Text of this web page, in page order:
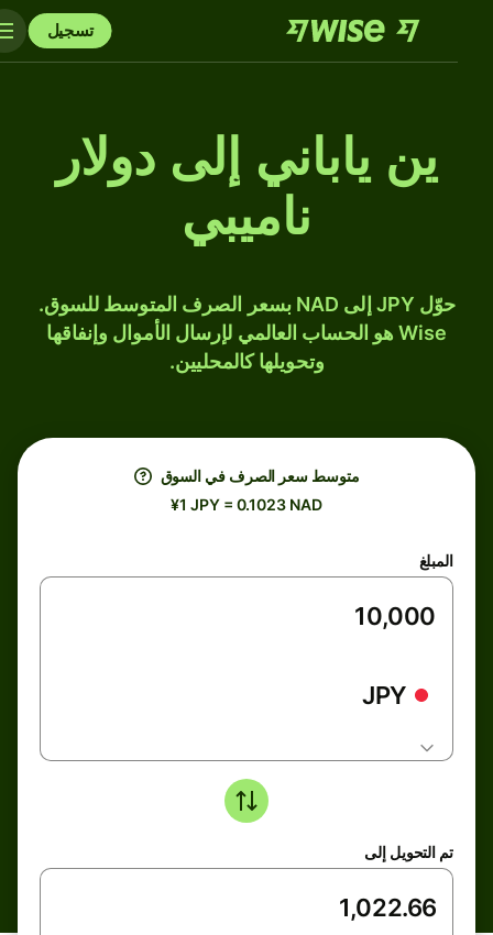
تسجيل
ين ياباني إلى دولار
ناميبي
حوّل JPY إلى NAD بسعر الصرف المتوسط للسوق.
Wise هو الحساب العالمي لإرسال الأموال وإنفاقها
وتحويلها كالمحليين.
متوسط ​​سعر الصرف في السوق
¥1 JPY = 0.1023 NAD
المبلغ
JPY
تم التحويل إلى